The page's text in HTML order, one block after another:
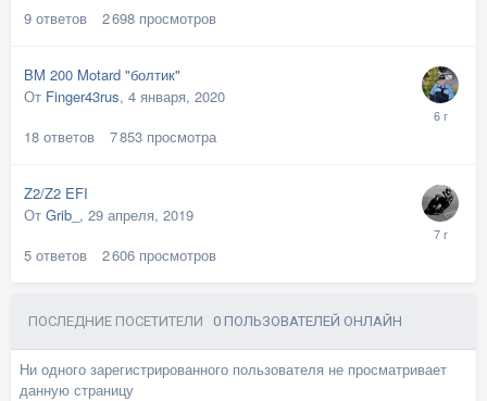
9 ответов 2 698 просмотров
BM 200 Motard "болтик"
От Finger43rus, 4 января, 2020
18 ответов 7 853 просмотра
Z2/Z2 EFI
От Grib_ , 29 апреля, 2019
5 ответов 2 606 просмотров
ПОСЛЕДНИЕ ПОСЕТИТЕЛИ 0 ПОЛЬЗОВАТЕЛЕЙ ОНЛАЙН
Ни одного зарегистрированного пользователя не просматривает
данную страницу